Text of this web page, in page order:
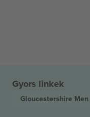
Gyors linkek
Gloucestershire Men